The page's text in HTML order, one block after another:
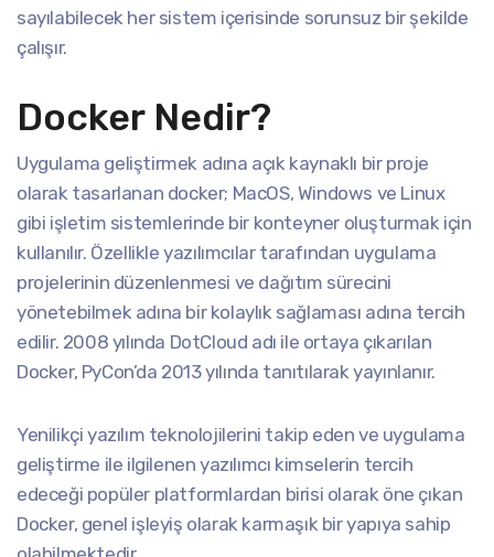
sayılabilecek her sistem içerisinde sorunsuz bir şekilde
çalışır.
Docker Nedir?
Uygulama geliştirmek adına açık kaynaklı bir proje
olarak tasarlanan docker; MacOS, Windows ve Linux
gibi işletim sistemlerinde bir konteyner oluşturmak için
kullanılır. Özellikle yazılımcılar tarafından uygulama
projelerinin düzenlenmesi ve dağıtım sürecini
yönetebilmek adına bir kolaylık sağlaması adına tercih
edilir. 2008 yılında DotCloud adı ile ortaya çıkarılan
Docker, PyCon’da 2013 yılında tanıtılarak yayınlanır.
Yenilikçi yazılım teknolojilerini takip eden ve uygulama
geliştirme ile ilgilenen yazılımcı kimselerin tercih
edeceği popüler platformlardan birisi olarak öne çıkan
Docker, genel işleyiş olarak karmaşık bir yapıya sahip